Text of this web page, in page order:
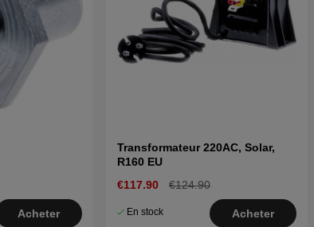
Acheter
Transformateur 220AC, Solar,
R160 EU
€117.90
€124.90
En stock Acheter